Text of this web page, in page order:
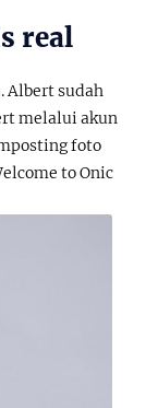
real
Albert sudah
melalui akun
foto
to Onic